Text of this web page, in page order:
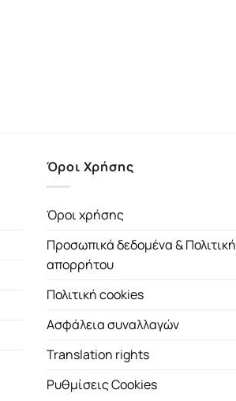
Όροι Χρήσης
Όροι χρήσης
Προσωπικά δεδομένα & Πολιτική
απορρήτου
Πολιτική cookies
Ασφάλεια συναλλαγών
Translation rights
Ρυθμίσεις Cookies